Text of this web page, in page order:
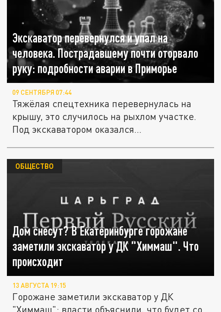
Экскаватор перевернулся и упал на
человека. Пострадавшему почти оторвало
руку: подробности аварии в Приморье
09 СЕНТЯБРЯ 07:44
Тяжёлая спецтехника перевернулась на
крышу, это случилось на рыхлом участке.
Под экскаватором оказался...
Дом снесут? В Екатеринбурге горожане
заметили экскаватор у ДК "Химмаш". Что
происходит
ОБЩЕСТВО
13 АВГУСТА 19:15
Горожане заметили экскаватор у ДК
"Химмаш": власти объяснили, что будет со